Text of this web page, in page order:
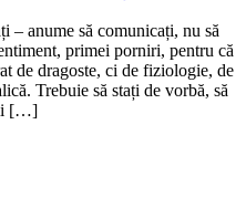
– anume să comunicați, nu să
primei porniri, pentru că
de dragoste, ci de fiziologie, de
Trebuie să stați de vorbă, să
[…]